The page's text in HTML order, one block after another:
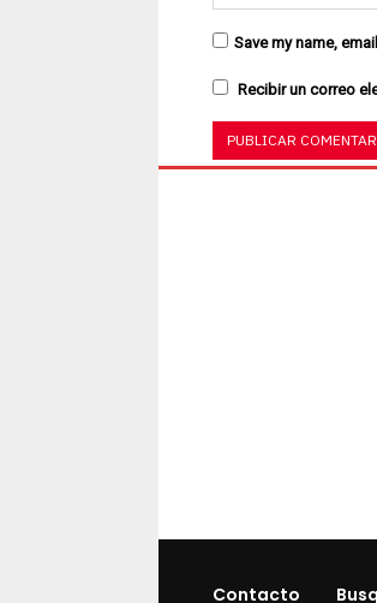
Save my name,
Recibir un correo
Contacto